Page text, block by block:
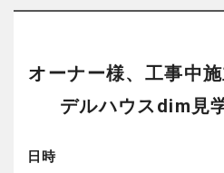
オーナー様、工事中
デルハウスdim見
日時